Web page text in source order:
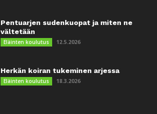
Pentuarjen sudenkuopat ja miten ne
vältetään
Eläinten koulutus 12.5.2026
Herkän koiran tukeminen arjessa
Eläinten koulutus 18.3.2026